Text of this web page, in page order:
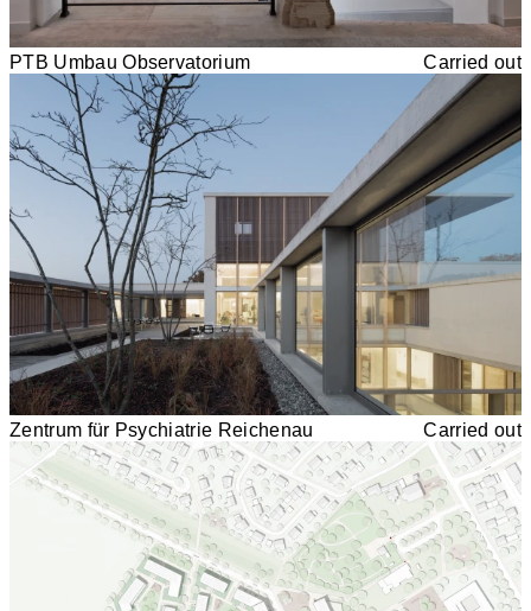
PTB Umbau Observatorium Carried out
Zentrum für Psychiatrie Reichenau Carried out